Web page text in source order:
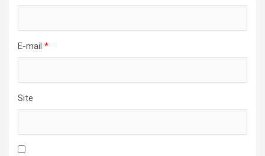
E-mail *
Site